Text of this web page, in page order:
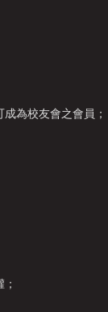
為校友會之會員；